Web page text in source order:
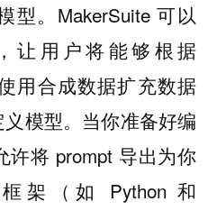
型。MakerSuite 可以
让用户将能够根据
用合成数据扩充数据
模型。当你准备好编
许将 prompt 导出为你
架（如 Python 和